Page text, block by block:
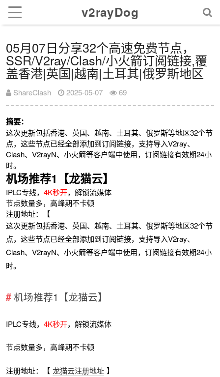
v2rayDog
05月07日分享32个高速免费节点，
SSR/V2ray/Clash/小火箭订阅链接,覆
盖香港|英国|越南|土耳其|俄罗斯地区
ShareClash 2025-05-07 69
摘要：
这次更新包括香港、英国、越南、土耳其、俄罗斯等地区32个节
点，这些节点已经全部添加到订阅链接，支持导入V2ray、
Clash、V2rayN、小火箭等客户端中使用，订阅链接有效期24小
时。
机场推荐1【龙猫云】
IPLC专线，4K秒开，解锁流媒体
节点数量多，高峰期不卡顿
注册地址：【
这次更新包括香港、英国、越南、土耳其、俄罗斯等地区32个节
点，这些节点已经全部添加到订阅链接，支持导入V2ray、
Clash、V2rayN、小火箭等客户端中使用，订阅链接有效期24小
时。
机场推荐1【龙猫云】
IPLC专线，4K秒开，解锁流媒体
节点数量多，高峰期不卡顿
注册地址：【 龙猫云注册地址 】